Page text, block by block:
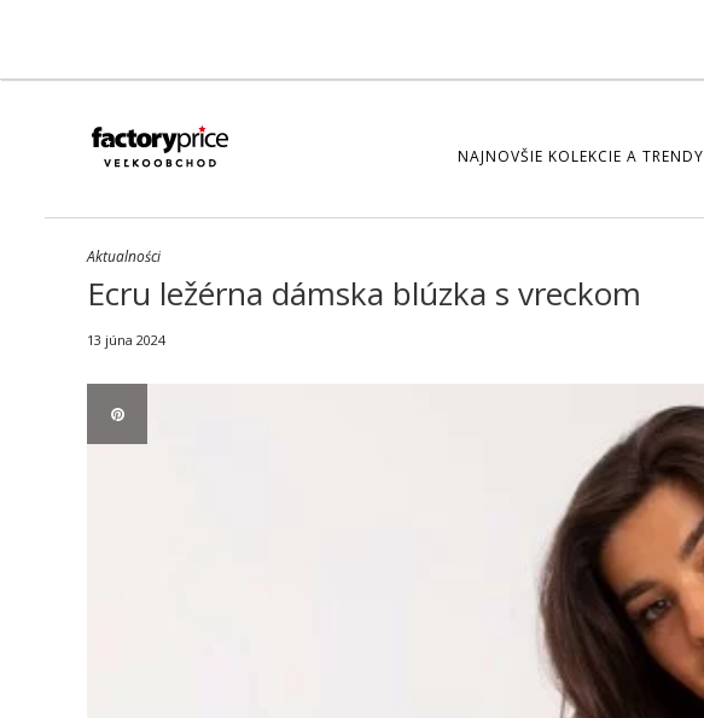
NAJNOVŠIE KOLEKCIE A TRENDY
Aktualności
Ecru ležérna dámska blúzka s vreckom
13 júna 2024